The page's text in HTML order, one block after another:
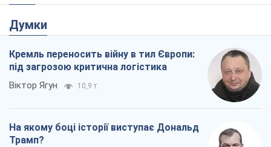
Думки
Кремль переносить війну в тил Європи:
під загрозою критична логістика
Віктор Ягун 10,9 т.
На якому боці історії виступає Дональд
Трамп?